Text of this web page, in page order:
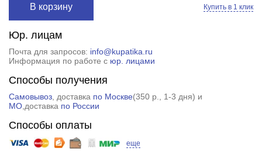
В корзину Купить в 1 клик
Юр. лицам
Почта для запросов: info@kupatika.ru
Информация по работе с юр. лицами
Способы получения
Самовывоз, доставка по Москве(350 р.
, 1-3 дня) и
МО,доставка по России
Способы оплаты
еще